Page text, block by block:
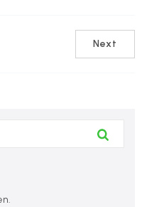
Next